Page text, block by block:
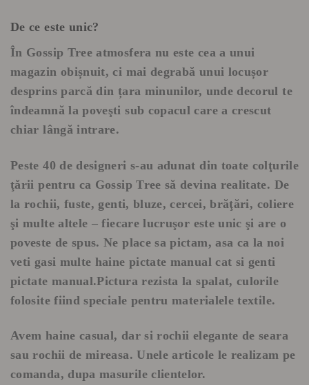
De ce este unic?
În Gossip Tree atmosfera nu este cea a unui
magazin obișnuit, ci mai degrabă unui locușor
desprins parcă din țara minunilor, unde decorul te
îndeamnă la poveşti sub copacul care a crescut
chiar lângă intrare.
Peste 40 de designeri s-au adunat din toate colţurile
ţării pentru ca Gossip Tree să devina realitate. De
la rochii, fuste, genti, bluze, cercei, brăţări, coliere
şi multe altele – fiecare lucruşor este unic şi are o
poveste de spus. Ne place sa pictam, asa ca la noi
veti gasi multe haine pictate manual cat si genti
pictate manual.Pictura rezista la spalat, culorile
folosite fiind speciale pentru materialele textile.
Avem haine casual, dar si rochii elegante de seara
sau rochii de mireasa. Unele articole le realizam pe
comanda, dupa masurile clientelor.